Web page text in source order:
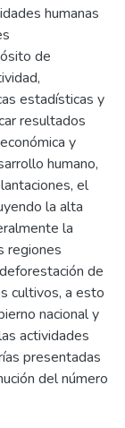
humanas
de
estadísticas y
resultados
y
humano,
el
la alta
la
regiones
de
cultivos, a esto
nacional y
actividades
presentadas
del número